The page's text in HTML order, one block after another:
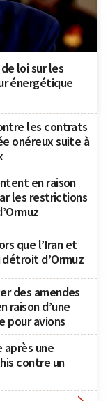
loi sur les
énergétique
les contrats
onéreux suite à
en raison
les restrictions
que l’Iran et
d’Ormuz
des amendes
raison d’une
pour avions
après une
contre un